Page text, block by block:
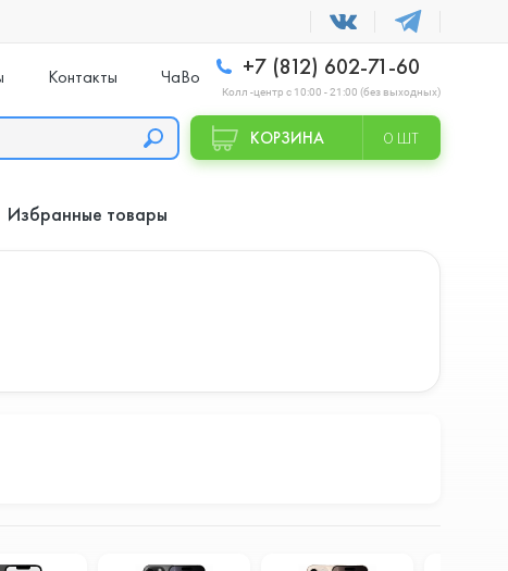
Контакты ЧаВо +7 (812) 602-71-60
Колл -центр с 10:00 - 21:00 (без выходных)
КОРЗИНА 0 ШТ
Избранные товары